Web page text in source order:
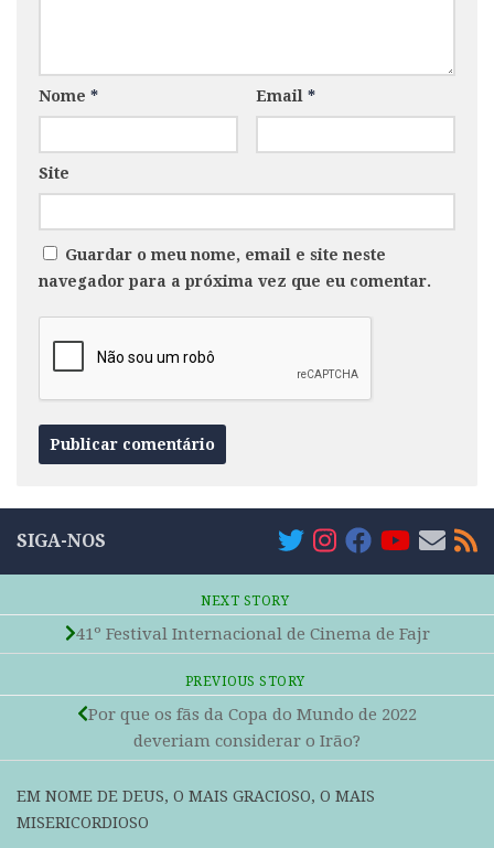
Nome * Email *
Site
Guardar o meu nome, email e site neste
navegador para a próxima vez que eu comentar.
SIGA-NOS
NEXT STORY
41º Festival Internacional de Cinema de Fajr
PREVIOUS STORY
Por que os fãs da Copa do Mundo de 2022
deveriam considerar o Irão?
EM NOME DE DEUS, O MAIS GRACIOSO, O MAIS
MISERICORDIOSO